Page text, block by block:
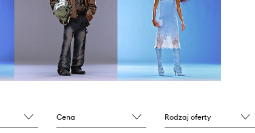
Cena Rodzaj oferty